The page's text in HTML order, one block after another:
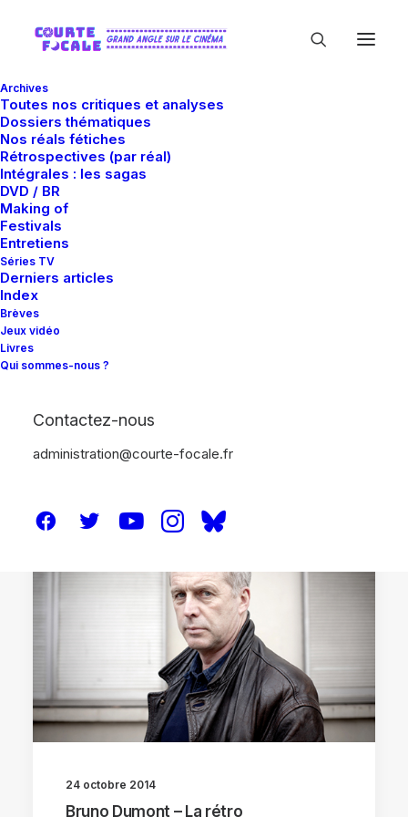
Archives
Toutes nos critiques et analyses
Dossiers thématiques
Nos réals fétiches
Rétrospectives (par réal)
Intégrales : les sagas
DVD / BR
Making of
Festivals
Entretiens
Séries TV
Derniers articles
Index
Brèves
Jeux vidéo
Livres
Qui sommes-nous ?
Contactez-nous
administration@courte-focale.fr
24 octobre 2014
Bruno Dumont – La rétro